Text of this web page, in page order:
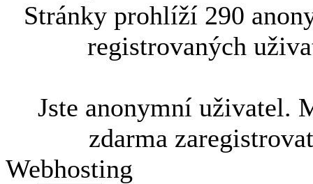
Stránky prohlíží 290
registrovaných
Jste anonymní uživatel.
zdarma
Webhosting